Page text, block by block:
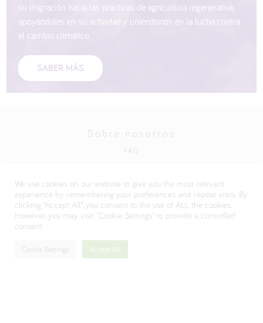
su migración hacia las prácticas de agricultura regenerativa,
apoyándoles en su actividad y uniéndonos en la lucha contra
el cambio climático.
SABER MÁS
Sobre nosotros
FAQ
Visite nuestro sitio web corporativo de Danone
We use cookies on our website to give you the most relevant
experience by remembering your preferences and repeat visits. By
clicking “Accept All”, you consent to the use of ALL the cookies.
However, you may visit "Cookie Settings" to provide a controlled
consent.
Cookie Settings Accept All